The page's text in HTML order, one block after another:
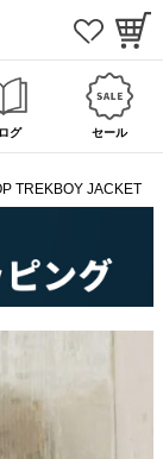
グ セール
TREKBOY JACKET